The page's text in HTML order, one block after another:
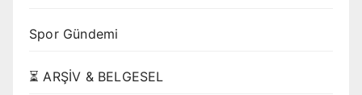
Spor Gündemi
⏳ ARŞİV & BELGESEL